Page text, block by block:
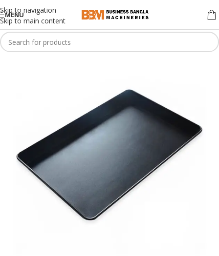
Skip to navigation
Skip to main content
MENU